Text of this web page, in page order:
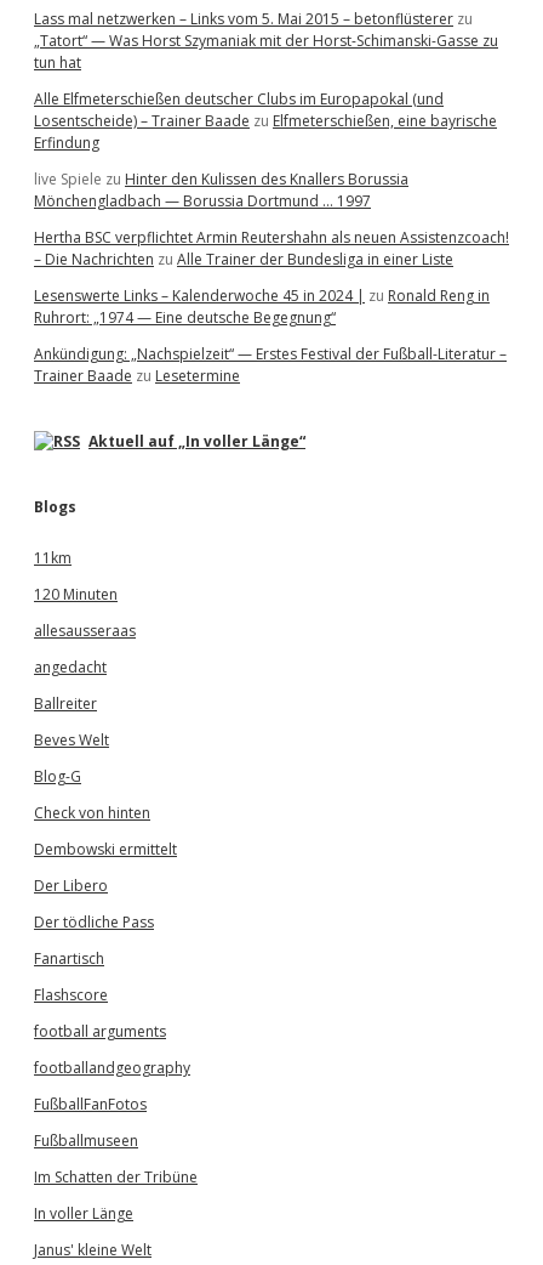
Lass mal netzwerken – Links vom 5. Mai 2015 – betonflüsterer zu
„Tatort“ — Was Horst Szymaniak mit der Horst-Schimanski-Gasse zu
tun hat
Alle Elfmeterschießen deutscher Clubs im Europapokal (und
Losentscheide) – Trainer Baade zu Elfmeterschießen, eine bayrische
Erfindung
live Spiele zu Hinter den Kulissen des Knallers Borussia
Mönchengladbach — Borussia Dortmund … 1997
Hertha BSC verpflichtet Armin Reutershahn als neuen Assistenzcoach!
– Die Nachrichten zu Alle Trainer der Bundesliga in einer Liste
Lesenswerte Links – Kalenderwoche 45 in 2024 | zu Ronald Reng in
Ruhrort: „1974 — Eine deutsche Begegnung“
Ankündigung: „Nachspielzeit“ — Erstes Festival der Fußball-Literatur –
Trainer Baade zu Lesetermine
Aktuell auf „In voller Länge“
Blogs
11km
120 Minuten
allesausseraas
angedacht
Ballreiter
Beves Welt
Blog-G
Check von hinten
Dembowski ermittelt
Der Libero
Der tödliche Pass
Fanartisch
Flashscore
football arguments
footballandgeography
FußballFanFotos
Fußballmuseen
Im Schatten der Tribüne
In voller Länge
Janus' kleine Welt